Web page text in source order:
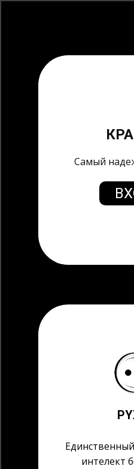
Самый
интелект